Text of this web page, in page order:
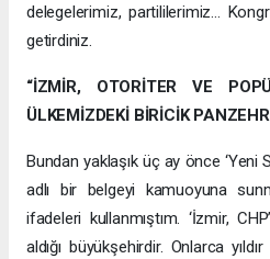
delegelerimiz, partililerimiz…
getirdiniz.
“İZMİR, OTORİTER VE
ÜLKEMİZDEKİ BİRİCİK
Bundan yaklaşık üç ay önce ‘Yeni
adlı bir belgeyi kamuoyuna
ifadeleri kullanmıştım. ‘İzmir,
aldığı büyükşehirdir. Onlarca